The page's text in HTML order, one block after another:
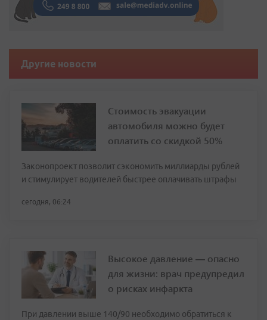
Другие новости
Стоимость эвакуации
автомобиля можно будет
оплатить со скидкой 50%
Законопроект позволит сэкономить миллиарды рублей
и стимулирует водителей быстрее оплачивать штрафы
сегодня, 06:24
Высокое давление — опасно
для жизни: врач предупредил
о рисках инфаркта
При давлении выше 140/90 необходимо обратиться к